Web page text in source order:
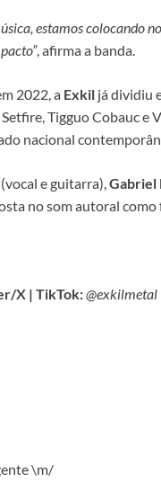
estamos colocando
, afirma a banda.
2022, a Exkil já dividiu
Tigguo Cobauc e
nacional
(vocal e guitarra),Gabriel
no som autoral como
X | TikTok:@exkilmetal
\m/